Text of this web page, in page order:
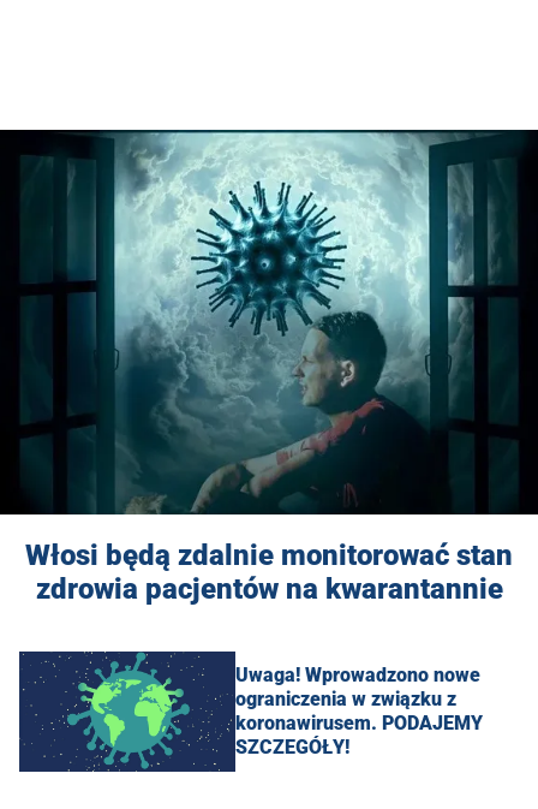
Włosi będą zdalnie monitorować stan
zdrowia pacjentów na kwarantannie
Uwaga! Wprowadzono nowe
ograniczenia w związku z
koronawirusem. PODAJEMY
SZCZEGÓŁY!